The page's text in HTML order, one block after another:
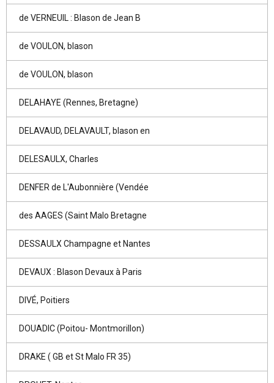
de VERNEUIL : Blason de Jean B
de VOULON, blason
de VOULON, blason
DELAHAYE (Rennes, Bretagne)
DELAVAUD, DELAVAULT, blason en
DELESAULX, Charles
DENFER de L'Aubonnière (Vendée
des AAGES (Saint Malo Bretagne
DESSAULX Champagne et Nantes
DEVAUX : Blason Devaux à Paris
DIVÉ, Poitiers
DOUADIC (Poitou- Montmorillon)
DRAKE ( GB et St Malo FR 35)